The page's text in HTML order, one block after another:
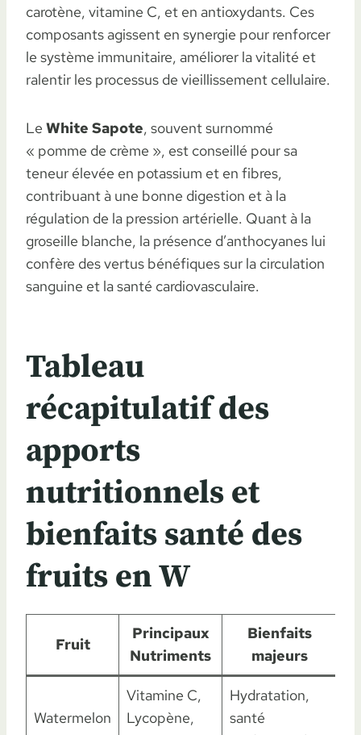
carotène, vitamine C, et en antioxydants. Ces
composants agissent en synergie pour renforcer
le système immunitaire, améliorer la vitalité et
ralentir les processus de vieillissement cellulaire.
Le White Sapote, souvent surnommé
« pomme de crème », est conseillé pour sa
teneur élevée en potassium et en fibres,
contribuant à une bonne digestion et à la
régulation de la pression artérielle. Quant à la
groseille blanche, la présence d’anthocyanes lui
confère des vertus bénéfiques sur la circulation
sanguine et la santé cardiovasculaire.
Tableau
récapitulatif des
apports
nutritionnels et
bienfaits santé des
fruits en W
Fruit
Principaux
Nutriments
Bienfaits
majeurs
Watermelon
Vitamine C,
Lycopène,
Hydratation,
santé